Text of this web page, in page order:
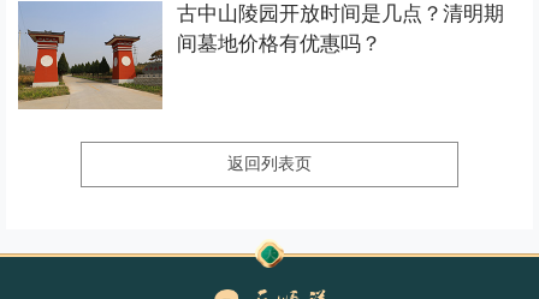
古中山陵园开放时间是几点？清明期
间墓地价格有优惠吗？
返回列表页